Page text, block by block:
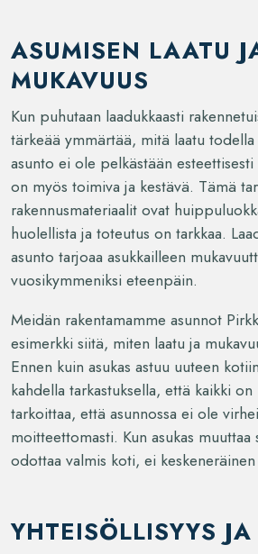
ASUMISEN LAATU
MUKAVUUS
Kun puhutaan laadukkaasti
tärkeää ymmärtää, mitä laatu todella
asunto ei ole pelkästään
on myös toimiva ja kestävä. Tämä
rakennusmateriaalit ovat
huolellista ja toteutus on tarkkaa.
asunto tarjoaa asukkailleen
vuosikymmeniksi eteenpäin.
Meidän rakentamamme asunnot
esimerkki siitä, miten laatu ja
Ennen kuin asukas astuu uuteen
kahdella tarkastuksella, että kaikki
tarkoittaa, että asunnossa ei ole
moitteettomasti. Kun asukas muuttaa
odottaa valmis koti, ei
YHTEISÖLLISYYS